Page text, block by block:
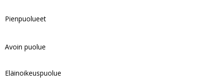
Pienpuolueet
Avoin puolue
Eläinoikeuspuolue